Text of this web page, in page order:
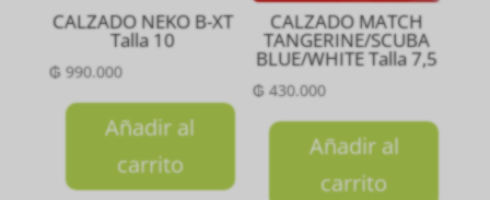
CALZADO NEKO B-XT
Talla 10
₲990.000
Añadir al
carrito
CALZADO MATCH
TANGERINE/SCUBA
BLUE/WHITE Talla 7,5
₲ 430.000
Añadir al
carrito